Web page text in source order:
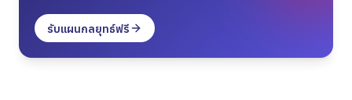
รับแผนกลยุทธ์ฟรี